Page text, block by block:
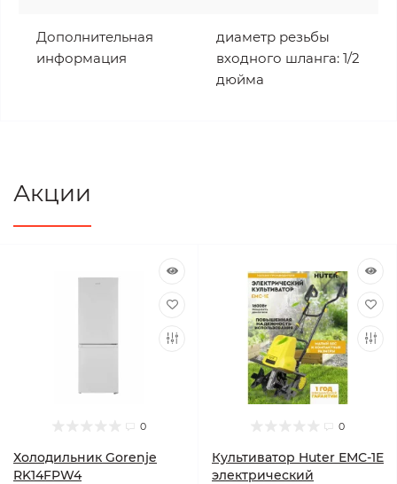
Дополнительная
информация
диаметр резьбы
входного шланга: 1/2
дюйма
Акции
0
Холодильник Gorenje
RK14FPW4
0
Культиватор Huter ЕМС-1E
электрический